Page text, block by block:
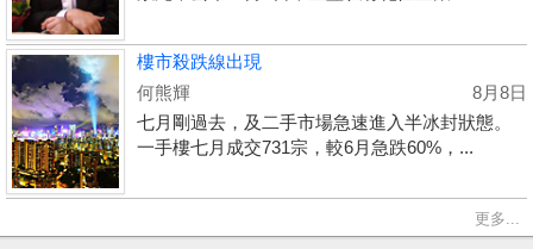
樓市殺跌線出現
何熊輝
8月8日
七月剛過去，及二手市場急速進入半冰封狀態。
一手樓七月成交731宗，較6月急跌60%，...
更多...